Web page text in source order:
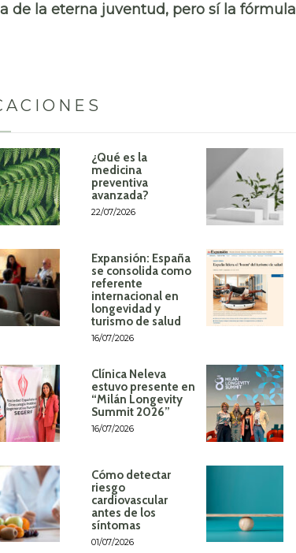
de la eterna juventud, pero sí la fórmula
¿Qué es la
medicina
preventiva
avanzada?
22/07/2026
Expansión: España
se consolida como
referente
internacional en
longevidad y
turismo de salud
16/07/2026
Clínica Neleva
estuvo presente en
“Milán Longevity
Summit 2026”
16/07/2026
Cómo detectar
riesgo
cardiovascular
antes de los
síntomas
01/07/2026